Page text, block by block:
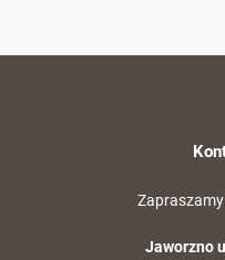
Jaworzno